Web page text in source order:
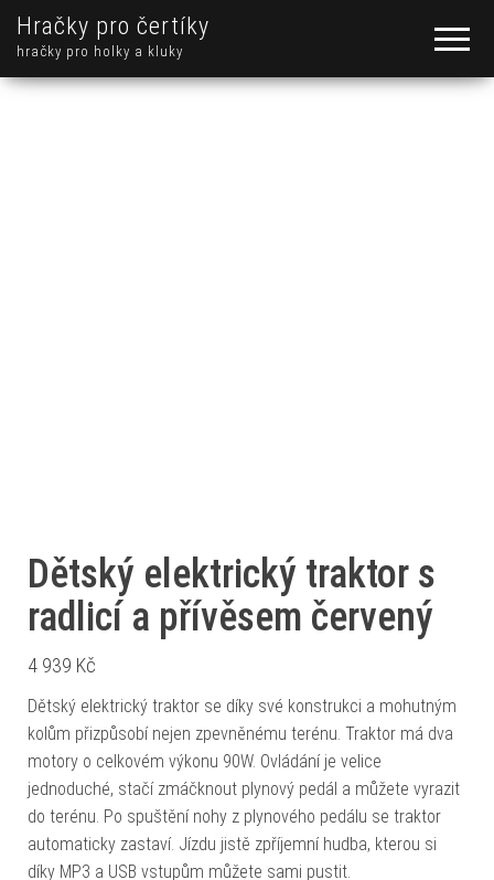
Hračky pro čertíky
hračky pro holky a kluky
Dětský elektrický traktor s
radlicí a přívěsem červený
4 939 Kč
Dětský elektrický traktor se díky své konstrukci a mohutným
kolům přizpůsobí nejen zpevněnému terénu. Traktor má dva
motory o celkovém výkonu 90W. Ovládání je velice
jednoduché, stačí zmáčknout plynový pedál a můžete vyrazit
do terénu. Po spuštění nohy z plynového pedálu se traktor
automaticky zastaví. Jízdu jistě zpříjemní hudba, kterou si
díky MP3 a USB vstupům můžete sami pustit.